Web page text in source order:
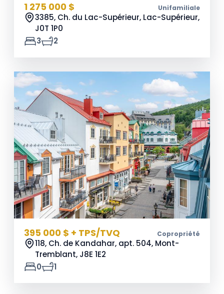
1 275 000 $ Unifamiliale
3385, Ch. du Lac-Supérieur, Lac-Supérieur,
J0T 1P0
3
2
395 000 $ + TPS/TVQ Copropriété
118, Ch. de Kandahar, apt. 504, Mont-
Tremblant, J8E 1E2
0
1